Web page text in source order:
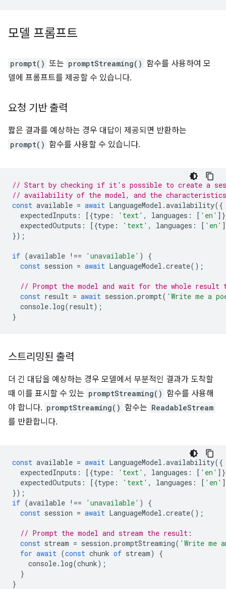
모델 프롬프트
prompt() 또는 promptStreaming() 함수를 사용하여 모
델에 프롬프트를 제공할 수 있습니다.
요청 기반 출력
짧은 결과를 예상하는 경우 대답이 제공되면 반환하는
prompt() 함수를 사용할 수 있습니다.
// Start by checking if it's possible to create a
// availability of the model, and the
const available = await LanguageModel .availability({
expectedInputs : [{type : 'text' , languages : [ 'en'
expectedOutputs : [{type : 'text' , languages : [ 'en'
});
if (available !== 'unavailable' )
{
const session = await LanguageModel .create();
// Prompt the model and wait for the whole result
const result = await session .prompt( 'Write me a
console. log(result);
}
스트리밍된 출력
더 긴 대답을 예상하는 경우 모델에서 부분적인 결과가 도착할
때 이를 표시할 수 있는 promptStreaming() 함수를 사용해
야 합니다. promptStreaming() 함수는 ReadableStream
를 반환합니다.
const available = await LanguageModel .availability({
expectedInputs : [{type : 'text' , languages : [ 'en'
expectedOutputs : [{type : 'text' , languages : [ 'en'
});
if (available !== 'unavailable' )
{
const session = await LanguageModel .create();
// Prompt the model and stream the result:
const stream = session .promptStreaming( 'Write me
for await (const chunk of stream)
{
console. log(chunk);
}
}